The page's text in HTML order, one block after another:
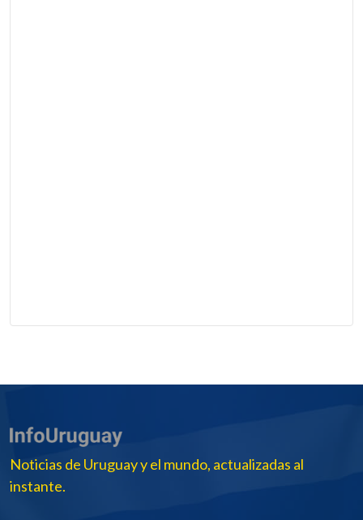
Noticias de Uruguay y el mundo, actualizadas al
instante.